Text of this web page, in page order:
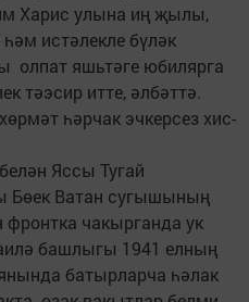
Харис улына иң җылы,
истәлекле бүләк
яшьтәге юбилярга
тәэсир итте, әлбәттә.
һәрчак эчкерсез хис-
Яссы Тугай
Бөек Ватан сугышының
фронтка чакырганда ук
башлыгы 1941 елның
батырларча һәлак